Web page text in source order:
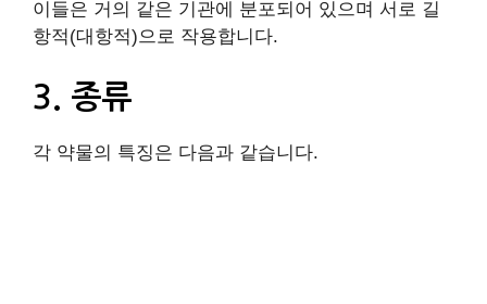
이들은 거의 같은 기관에 분포되어 있으며 서로 길
항적(대항적)으로 작용합니다.
3. 종류
각 약물의 특징은 다음과 같습니다.